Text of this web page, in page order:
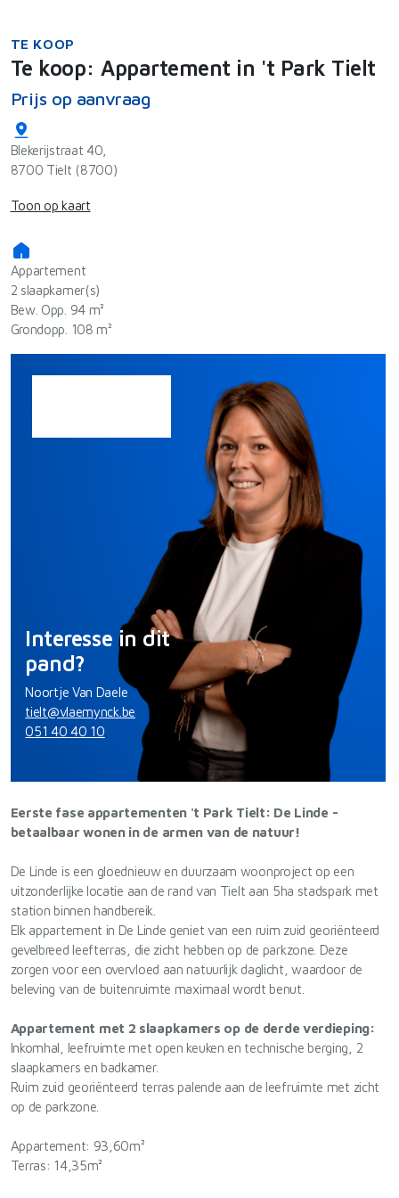
TE KOOP
Te koop: Appartement in 't Park Tielt
Prijs op aanvraag
Blekerijstraat 40,
8700 Tielt (8700)
Toon op kaart
Appartement
2 slaapkamer(s)
Bew. Opp. 94 m²
Grondopp. 108 m²
Interesse in dit
pand?
Noortje Van Daele
tielt@vlaemynck.be
051 40 40 10
Eerste fase appartementen 't Park Tielt: De Linde -
betaalbaar wonen in de armen van de natuur!
De Linde is een gloednieuw en duurzaam woonproject op een
uitzonderlijke locatie aan de rand van Tielt aan 5ha stadspark met
station binnen handbereik.
Elk appartement in De Linde geniet van een ruim zuid georiënteerd
gevelbreed leefterras, die zicht hebben op de parkzone. Deze
zorgen voor een overvloed aan natuurlijk daglicht, waardoor de
beleving van de buitenruimte maximaal wordt benut.
Appartement met 2 slaapkamers op de derde verdieping:
Inkomhal, leefruimte met open keuken en technische berging, 2
slaapkamers en badkamer.
Ruim zuid georiënteerd terras palende aan de leefruimte met zicht
op de parkzone.
Appartement: 93,60m²
Terras: 14,35m²